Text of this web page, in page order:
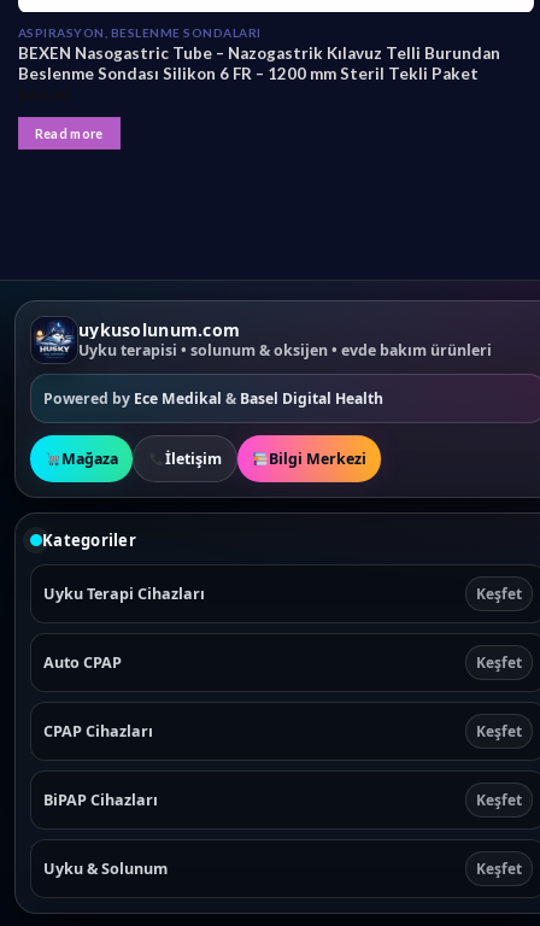
ASPIRASYON, BESLENME SONDALARI
BEXEN Nasogastric Tube – Nazogastrik Kılavuz Telli Burundan
Beslenme Sondası Silikon 6 FR – 1200 mm Steril Tekli Paket
Read more
uykusolunum.com
Uyku terapisi • solunum & oksijen • evde bakım ürünleri
Powered by Ece Medikal & Basel Digital Health
Mağaza İletişim Bilgi Merkezi
Kategoriler
Uyku Terapi Cihazları Keşfet
Auto CPAP Keşfet
CPAP Cihazları Keşfet
BiPAP Cihazları Keşfet
Uyku & Solunum Keşfet